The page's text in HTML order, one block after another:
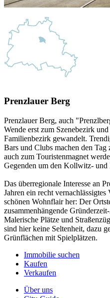
Prenzlauer Berg
Prenzlauer Berg, auch
Wende erst zum Szenebezirk
Familienbezirk gewandelt.
Bars und Clubs machen den Tag
auch zum Touristenmagnet
Gegenden um den Kollwitz- und
Das überregionale Interesse an
Jahren ein recht
schönen Wohnflair her: Der
zusammenhängende
Malerische Plätze und
sind hier keine Seltenheit, dazu
Grünflächen mit Spielplätzen.
Immobilie suchen
Kaufen
Verkaufen
Über uns